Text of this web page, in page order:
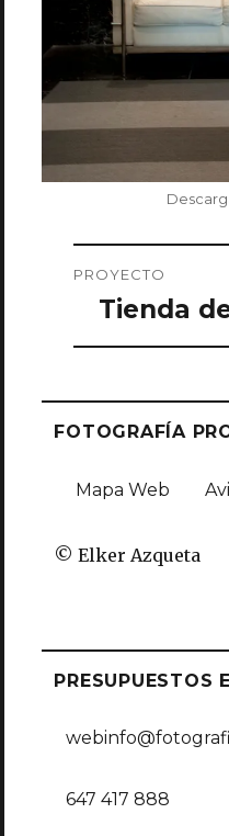
de
entradas
PROYECTO
Tienda
FOTOGRAFÍA
Mapa Web
© Elker Azqueta
PRESUPUESTOS
647 417 888